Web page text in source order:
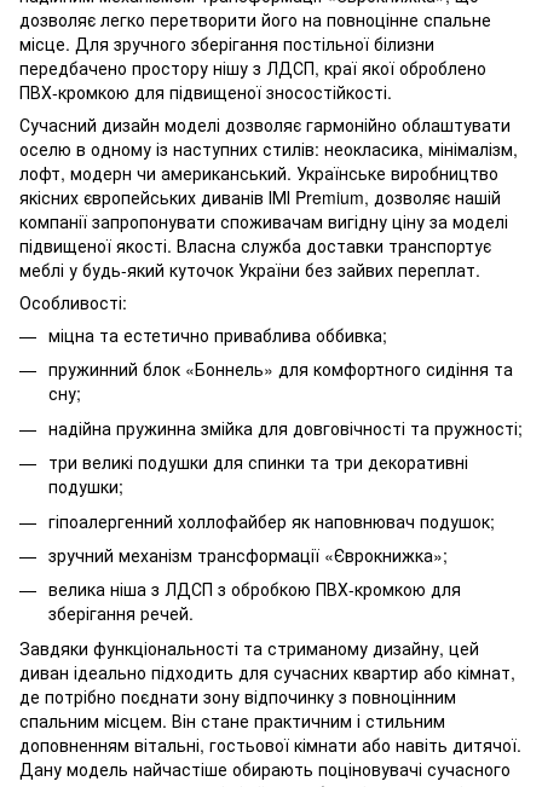
дозволяє легко перетворити його на повноцінне спальне
місце. Для зручного зберігання постільної білизни
передбачено простору нішу з ЛДСП, краї якої оброблено
ПВХ-кромкою для підвищеної зносостійкості.
Сучасний дизайн моделі дозволяє гармонійно облаштувати
оселю в одному із наступних стилів: неокласика, мінімалізм,
лофт, модерн чи американський. Українське виробництво
якісних європейських диванів ІМІ Premium, дозволяє нашій
компанії запропонувати споживачам вигідну ціну за моделі
підвищеної якості. Власна служба доставки транспортує
меблі у будь-який куточок України без зайвих переплат.
Особливості:
міцна та естетично приваблива оббивка;
пружинний блок «Боннель» для комфортного сидіння та
сну;
надійна пружинна змійка для довговічності та пружності;
три великі подушки для спинки та три декоративні
подушки;
гіпоалергенний холлофайбер як наповнювач подушок;
зручний механізм трансформації «Єврокнижка»;
велика ніша з ЛДСП з обробкою ПВХ-кромкою для
зберігання речей.
Завдяки функціональності та стриманому дизайну, цей
диван ідеально підходить для сучасних квартир або кімнат,
де потрібно поєднати зону відпочинку з повноцінним
спальним місцем. Він стане практичним і стильним
доповненням вітальні, гостьової кімнати або навіть дитячої.
Дану модель найчастіше обирають поціновувачі сучасного